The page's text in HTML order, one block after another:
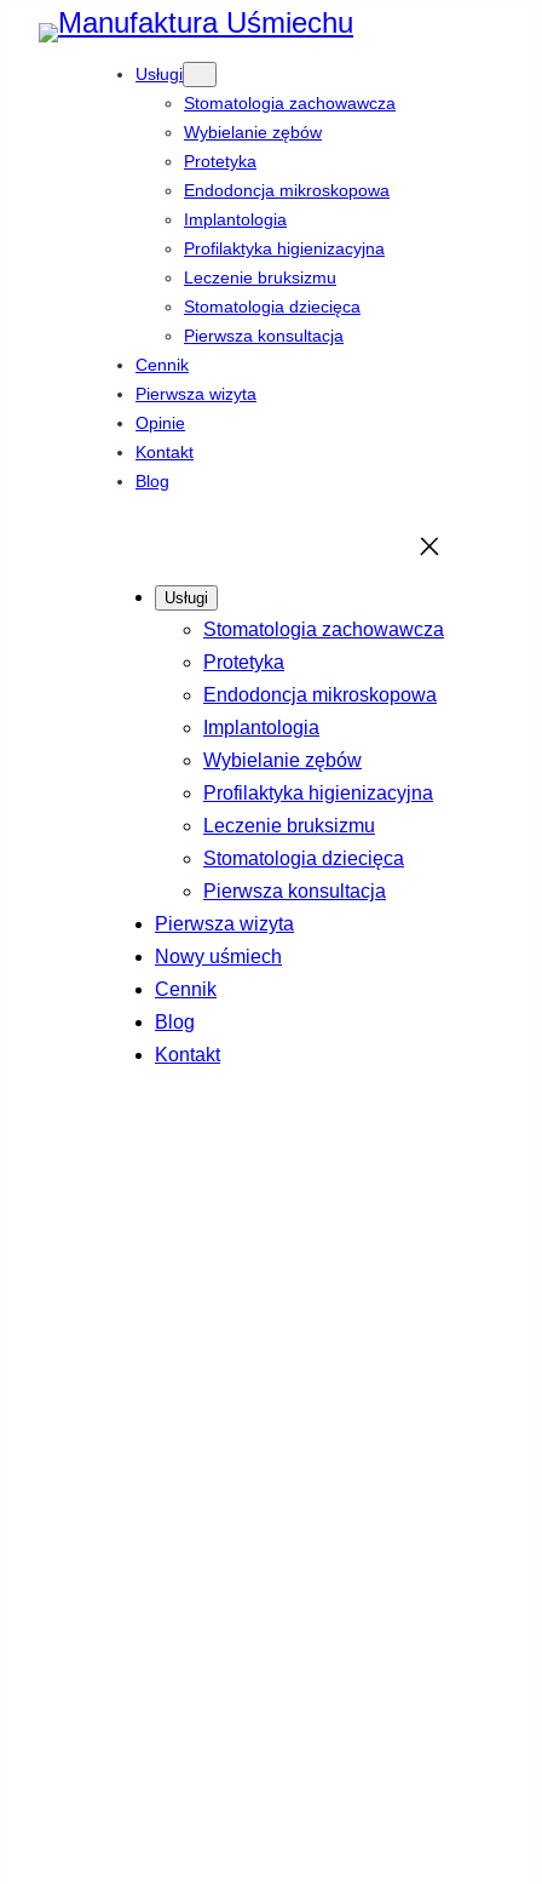
Przejdź
Usługi
Stomatologia zachowawcza
Wybielanie zębów
Protetyka
Endodoncja mikroskopowa
Implantologia
Profilaktyka higienizacyjna
Leczenie bruksizmu
Stomatologia dziecięca
Pierwsza konsultacja
Cennik
Pierwsza wizyta
Opinie
Kontakt
Blog
Usługi
Stomatologia zachowawcza
Protetyka
Endodoncja mikroskopowa
Implantologia
Wybielanie zębów
Profilaktyka higienizacyjna
Leczenie bruksizmu
Stomatologia dziecięca
Pierwsza konsultacja
Pierwsza wizyta
Nowy uśmiech
Cennik
Blog
Kontakt